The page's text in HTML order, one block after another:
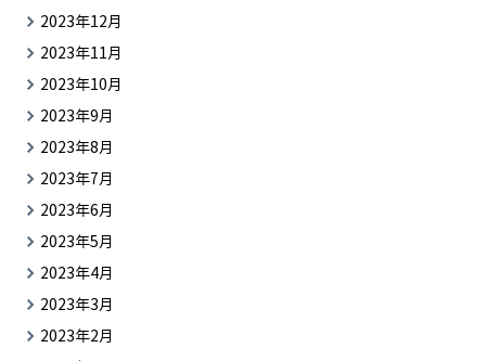
2023年12月
2023年11月
2023年10月
2023年9月
2023年8月
2023年7月
2023年6月
2023年5月
2023年4月
2023年3月
2023年2月